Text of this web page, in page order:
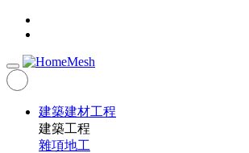
建築建材工程
建築工程
雜項地工